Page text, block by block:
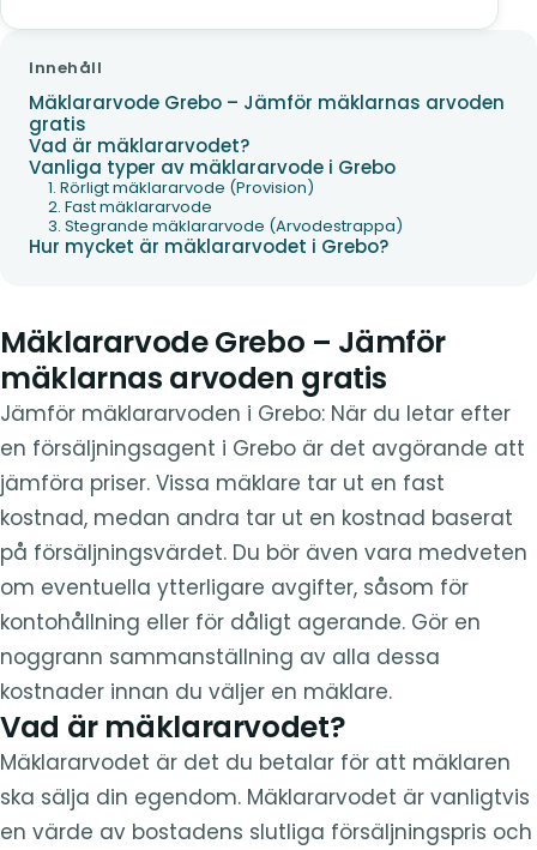
Mäklararvode Grebo – Jämför
mäklarnas arvoden gratis
Jämför mäklararvoden i Grebo: När du letar efter
en försäljningsagent i Grebo är det avgörande att
jämföra priser. Vissa mäklare tar ut en fast
kostnad, medan andra tar ut en kostnad baserat
på försäljningsvärdet. Du bör även vara medveten
om eventuella ytterligare avgifter, såsom för
kontohållning eller för dåligt agerande. Gör en
noggrann sammanställning av alla dessa
kostnader innan du väljer en mäklare.
Vad är mäklararvodet?
Mäklararvodet är det du betalar för att mäklaren
ska sälja din egendom. Mäklararvodet är vanligtvis
en värde av bostadens slutliga försäljningspris och
Innehåll
Mäklararvode Grebo – Jämför mäklarnas arvoden
gratis
Vad är mäklararvodet?
Vanliga typer av mäklararvode i Grebo
1. Rörligt mäklararvode (Provision)
2. Fast mäklararvode
3. Stegrande mäklararvode (Arvodestrappa)
Hur mycket är mäklararvodet i Grebo?